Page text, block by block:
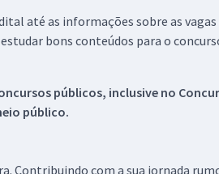
até as informações sobre as
bons conteúdos para o
públicos, inclusive no
público.
Contribuindo com a sua jornada